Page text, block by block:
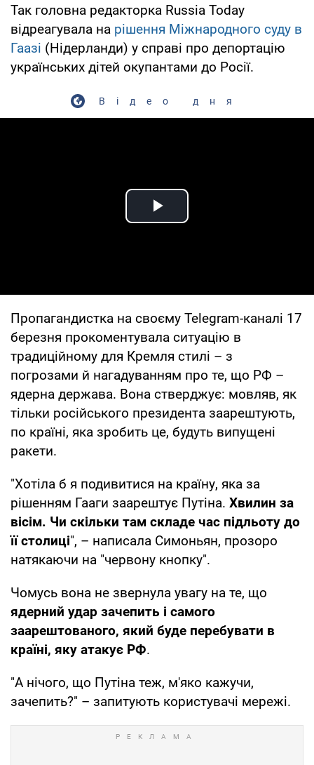
Так головна редакторка Russia Today
відреагувала на рішення Міжнародного суду в
Гаазі (Нідерланди) у справі про депортацію
українських дітей окупантами до Росії.
Відео дня
Play Video
Пропагандистка на своєму Telegram-каналі 17
березня прокоментувала ситуацію в
традиційному для Кремля стилі – з
погрозами й нагадуванням про те, що РФ –
ядерна держава. Вона стверджує: мовляв, як
тільки російського президента заарештують,
по країні, яка зробить це, будуть випущені
ракети.
"Хотіла б я подивитися на країну, яка за
рішенням Гааги заарештує Путіна. Хвилин за
вісім. Чи скільки там складе час підльоту до
її столиці", – написала Симоньян, прозоро
натякаючи на "червону кнопку".
Чомусь вона не звернула увагу на те, що
ядерний удар зачепить і самого
заарештованого, який буде перебувати в
країні, яку атакує РФ.
"А нічого, що Путіна теж, м'яко кажучи,
зачепить?" – запитують користувачі мережі.